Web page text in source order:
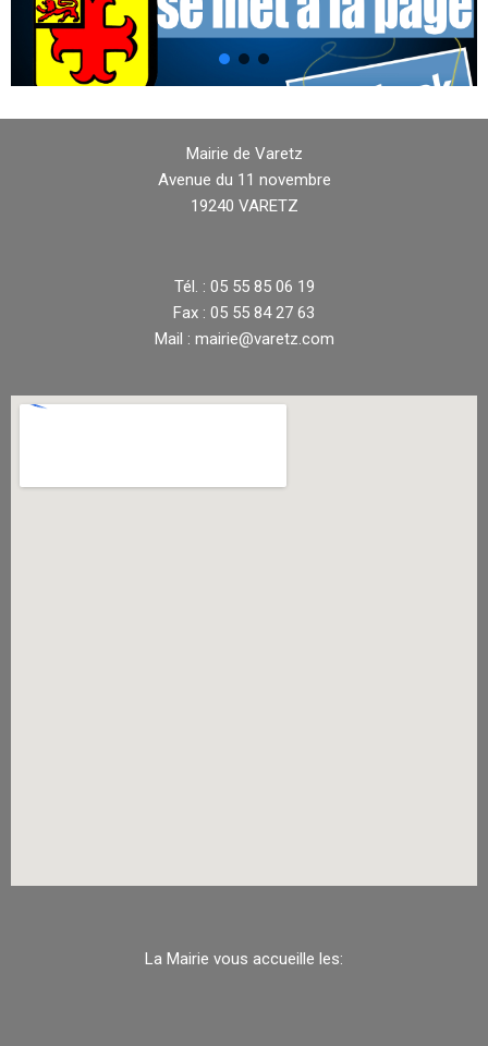
Mairie de Varetz
Avenue du 11 novembre
19240 VARETZ
Tél. : 05 55 85 06 19
Fax : 05 55 84 27 63
Mail : mairie@varetz.com
La Mairie vous accueille les: